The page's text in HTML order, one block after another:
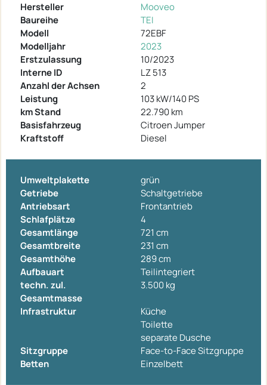
Hersteller
Mooveo
Baureihe
TEI
Modell
72EBF
Modelljahr
2023
Erstzulassung
10/2023
Interne ID
LZ 513
Anzahl der Achsen
2
Leistung
103 kW/140 PS
km Stand
22.790 km
Basisfahrzeug
Citroen Jumper
Kraftstoff
Diesel
Umweltplakette
grün
Getriebe
Schaltgetriebe
Antriebsart
Frontantrieb
Schlafplätze
4
Gesamtlänge
721 cm
Gesamtbreite
231 cm
Gesamthöhe
289 cm
Aufbauart
Teilintegriert
techn. zul.
Gesamtmasse
3.500 kg
Infrastruktur
Küche
Toilette
separate Dusche
Sitzgruppe
Face-to-Face Sitzgruppe
Betten
Einzelbett